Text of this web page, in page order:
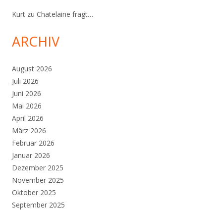
Kurt zu Chatelaine fragt…
ARCHIV
August 2026
Juli 2026
Juni 2026
Mai 2026
April 2026
März 2026
Februar 2026
Januar 2026
Dezember 2025
November 2025
Oktober 2025
September 2025